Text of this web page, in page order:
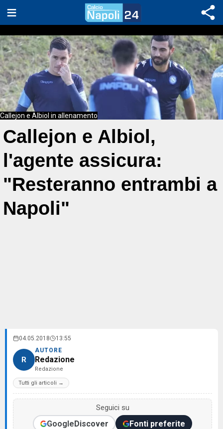
Callejon e Albiol in allenamento
Callejon e Albiol,
l'agente assicura:
"Resteranno entrambi a
Napoli"
04.05.2018 13:55
R
AUTORE
Redazione
Redazione
Tutti gli articoli →
Seguici su
GoogleDiscover Fonti preferite